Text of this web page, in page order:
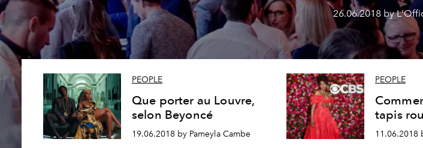
26.06.2018 by
PEOPLE
Que porter au Louvre,
selon Beyoncé
19.06.2018 by Pameyla Cambe
PEOPLE
tapis
11.06.2018